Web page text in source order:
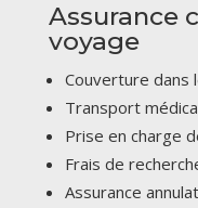
Assurance
voyage
Couverture dans
Transport
Prise en charge
Frais de
Assurance